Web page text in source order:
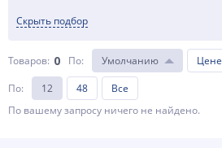
Скрыть подбор
Товаров: 0 По: Умолчанию Цене
По: 12 48
Все
По вашему запросу ничего не найдено.